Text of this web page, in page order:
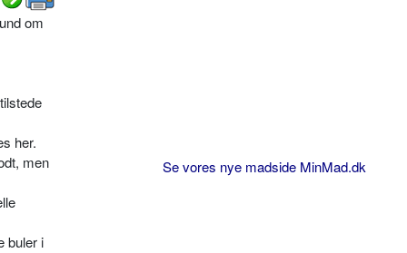
om
her.
men
buler i
Se vores nye madside MinMad.dk